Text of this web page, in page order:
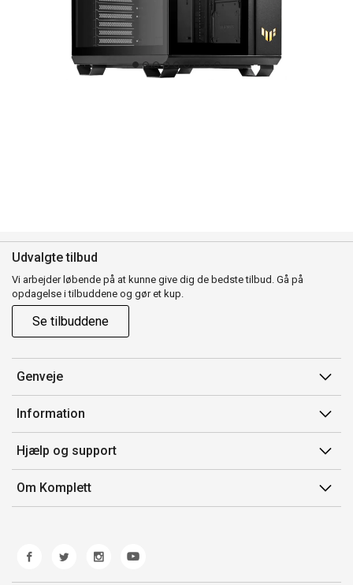
Udvalgte tilbud
Vi arbejder løbende på at kunne give dig de bedste tilbud. Gå på
opdagelse i tilbuddene og gør et kup.
Se tilbuddene
Genveje
Min side
Ordrehistorik
Gavekort
Information
Salgsbetingelser
Mærker/producent
Fortrydelsesret
Hjælp og support
Kontakt os
Kundeservice
Fejl/Mangler
Fragt og levering
Om Komplett